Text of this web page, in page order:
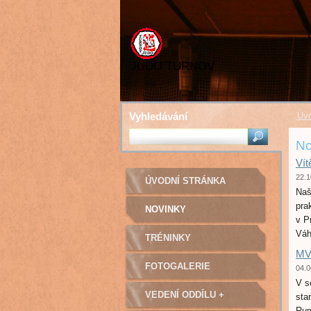
JUDO TURNOV
v
V
ÚVODNÍ STRÁNKA
NOVINKY
TRÉNINKY
FOTOGALERIE
VEDENÍ ODDÍLU +
Vyhledávání